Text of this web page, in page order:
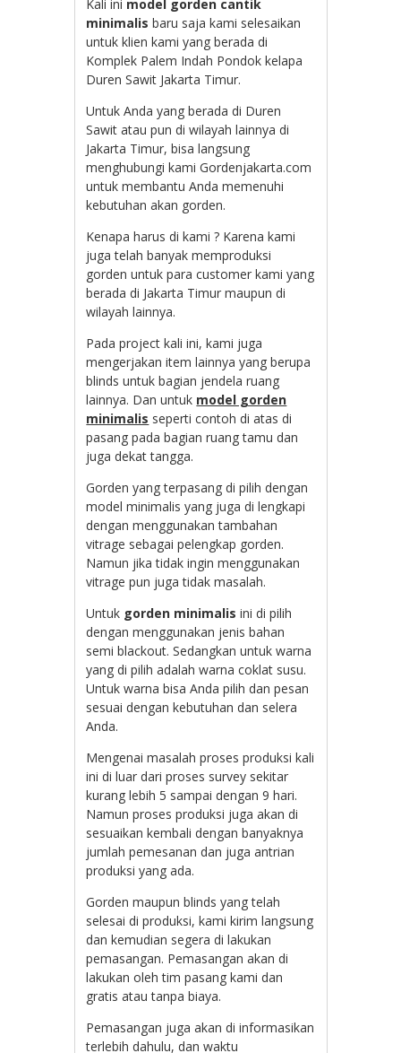
Kali ini model gorden cantik
minimalis baru saja kami selesaikan
untuk klien kami yang berada di
Komplek Palem Indah Pondok kelapa
Duren Sawit Jakarta Timur.
Untuk Anda yang berada di Duren
Sawit atau pun di wilayah lainnya di
Jakarta Timur, bisa langsung
menghubungi kami Gordenjakarta.com
untuk membantu Anda memenuhi
kebutuhan akan gorden.
Kenapa harus di kami ? Karena kami
juga telah banyak memproduksi
gorden untuk para customer kami yang
berada di Jakarta Timur maupun di
wilayah lainnya.
Pada project kali ini, kami juga
mengerjakan item lainnya yang berupa
blinds untuk bagian jendela ruang
lainnya. Dan untuk model gorden
minimalis seperti contoh di atas di
pasang pada bagian ruang tamu dan
juga dekat tangga.
Gorden yang terpasang di pilih dengan
model minimalis yang juga di lengkapi
dengan menggunakan tambahan
vitrage sebagai pelengkap gorden.
Namun jika tidak ingin menggunakan
vitrage pun juga tidak masalah.
Untuk gorden minimalis ini di pilih
dengan menggunakan jenis bahan
semi blackout. Sedangkan untuk warna
yang di pilih adalah warna coklat susu.
Untuk warna bisa Anda pilih dan pesan
sesuai dengan kebutuhan dan selera
Anda.
Mengenai masalah proses produksi kali
ini di luar dari proses survey sekitar
kurang lebih 5 sampai dengan 9 hari.
Namun proses produksi juga akan di
sesuaikan kembali dengan banyaknya
jumlah pemesanan dan juga antrian
produksi yang ada.
Gorden maupun blinds yang telah
selesai di produksi, kami kirim langsung
dan kemudian segera di lakukan
pemasangan. Pemasangan akan di
lakukan oleh tim pasang kami dan
gratis atau tanpa biaya.
Pemasangan juga akan di informasikan
terlebih dahulu, dan waktu